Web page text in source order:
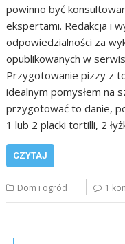
powinno być
ekspertami. Redakcja i
odpowiedzialności za
opublikowanych w
Przygotowanie pizzy z
idealnym pomysłem na
przygotować to danie,
1 lub 2 placki tortilli, 2
CZYTAJ
Dom i ogród 1